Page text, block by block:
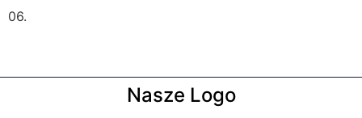
06.
Nasze Logo